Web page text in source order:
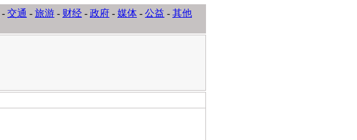
- 交通 - 旅游 - 财经 - 政府 - 媒体 - 公益 - 其他